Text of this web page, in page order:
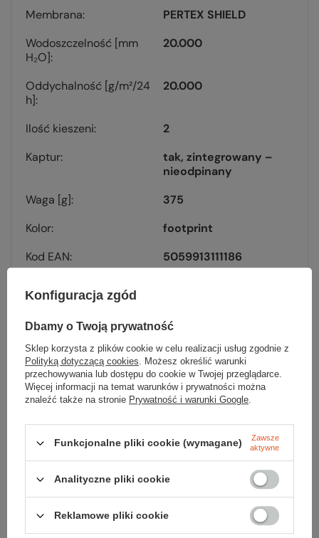
Membrana
PERTEX SHIELD
Wodoszczelność [mm
H₂O]
20.000
Oddychalność [g/m²/24
h]
20.000
Ilość kieszeni
2
Kaptur
tak, zintegrowany –
nieodpinany
Waga [g]
375
Kolor
footprint
Kod EAN
5059913111186
Sprawdź
czy masz wszystko
TWOJA LISTA SPRZĘTOWA
Zerknij też na to:
Konfiguracja zgód
Dbamy o Twoją prywatność
Sklep korzysta z plików cookie w celu realizacji usług zgodnie z
Polityką dotyczącą cookies. Możesz określić warunki
przechowywania lub dostępu do cookie w Twojej przeglądarce.
Więcej informacji na temat warunków i prywatności można
znaleźć także na stronie Prywatność i warunki Google.
Funkcjonalne pliki cookie (wymagane)
Zawsze
aktywne
Analityczne pliki cookie
Reklamowe pliki cookie